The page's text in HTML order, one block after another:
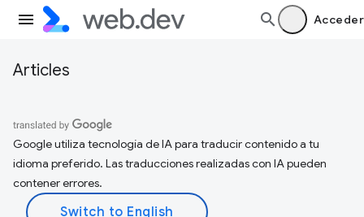
Acceder
Articles
Google utiliza tecnología de IA para traducir contenido a tu
idioma preferido. Las traducciones realizadas con IA pueden
contener errores.